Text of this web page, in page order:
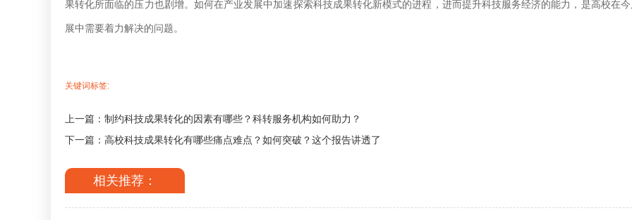
果转化所面临的压力也剧增。如何在产业发展中加速探索科技成果转化新模式的进程，进而提升科技服务经济的能力，是高校在
展中需要着力解决的问题。
关键词标签:
上一篇：制约科技成果转化的因素有哪些？科转服务机构如何助力？
下一篇：高校科技成果转化有哪些痛点难点？如何突破？这个报告讲透了
相关推荐：